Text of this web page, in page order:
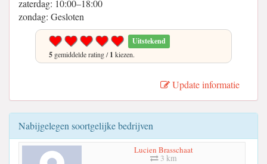
zaterdag: 10:00–18:00
zondag: Gesloten
Uitstekend
5 gemiddelde rating /1 kiezen.
Update informatie
Nabijgelegen soortgelijke bedrijven
Lucien Brasschaat
3 km